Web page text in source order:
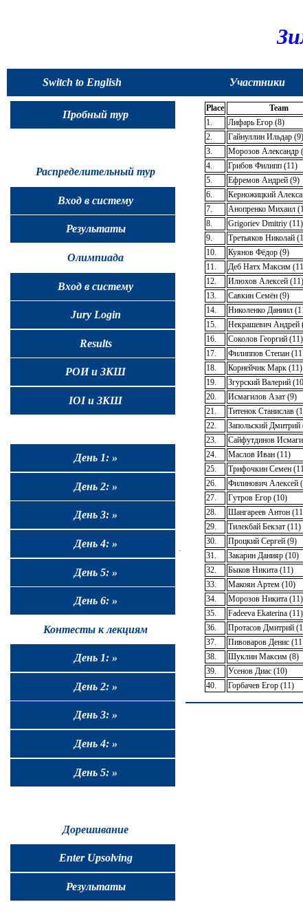
Switch to English Участники
Пробный тур
Распределительный тур
Вход в систему
Результаты
Олимпиада
Вход в систему
Jury Login
Results
РОИ и ЗКШ
IOI и ЗКШ
День 1: »
День 2: »
День 3: »
День 4: »
День 5: »
День 6: »
Контесты к лекциям
День 1: »
День 2: »
День 3: »
День 4: »
День 5: »
Дорешивание
Enter Upsolving
Результаты
Place Team
1.
Лифарь Егор (8)
2.
Гайнуллин Ильдар (9)
3.
Морозов Александр
4.
Грибов Филипп (11)
5.
Ефремов Андрей (9)
6.
Керножицкий
7.
Анопренко Михаил
8.
Grigoriev Dmitriy (11)
9.
Третьяков Николай
10.
Куянов Фёдор (9)
11.
Деб Натх Максим
12.
Илюхов Алексей (11)
13.
Савкин Семён (9)
14.
Николенко Даниил
15.
Некрашевич Андрей
16.
Соколов Георгий (11)
17.
Филиппов Степан
18.
Корнейчик Марк (11)
19.
Згурский Валерий
20.
Исмагилов Азат (9)
21.
Титенок Станислав
22.
Запольский Дмитрий
23.
Сайфутдинов
24.
Маслов Иван (11)
25.
Трифочкин Семен
26.
Филинович Алексей
27.
Гутров Егор (10)
28.
Шангареев Антон
29.
Тилекбай Бекзат (11)
30.
Процкий Сергей (9)
31.
Закарин Данияр (10)
32.
Быков Никита (11)
33.
Макоян Артем (10)
34.
Морозов Никита (11)
35.
Fadeeva Ekaterina (11)
36.
Протасов Дмитрий
37.
Пивоваров Денис
38.
Шуклин Максим (8)
39.
Усенов Диас (10)
40.
Горбачев Егор (11)